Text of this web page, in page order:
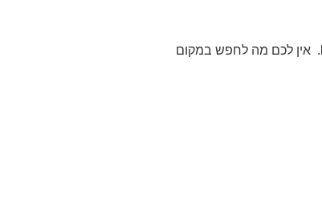
. אין לכם מה לחפש במקום